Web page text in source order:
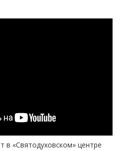
в «Святодуховском» центре